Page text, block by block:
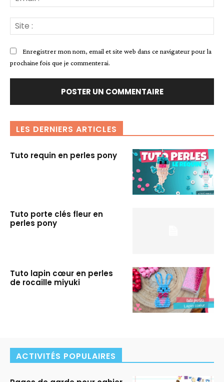
:*
:
Enregistrer mon nom, email et site web dans ce navigateur pour la
prochaine fois que je commenterai.
LES DERNIERS ARTICLES
Tuto requin en perles pony
Tuto porte clés fleur en
perles pony
Tuto lapin cœur en perles
de rocaille miyuki
ACTIVITÉS POPULAIRES